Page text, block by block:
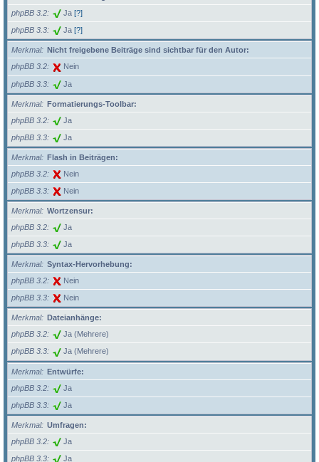
phpBB 3.2
Ja [?]
phpBB 3.3 Ja [?]
Merkmal
Nicht freigebene Beiträge sind sichtbar für den Autor:
phpBB 3.2
Nein
phpBB 3.3 Ja
Merkmal
Formatierungs-Toolbar:
phpBB 3.2
Ja
phpBB 3.3 Ja
Merkmal
Flash in Beiträgen:
phpBB 3.2
Nein
phpBB 3.3 Nein
Merkmal
Wortzensur:
phpBB 3.2
Ja
phpBB 3.3 Ja
Merkmal
Syntax-Hervorhebung:
phpBB 3.2
Nein
phpBB 3.3 Nein
Merkmal
Dateianhänge:
phpBB 3.2
Ja (Mehrere)
phpBB 3.3 Ja (Mehrere)
Merkmal
Entwürfe:
phpBB 3.2
Ja
phpBB 3.3 Ja
Merkmal
Umfragen:
phpBB 3.2
Ja
phpBB 3.3 Ja